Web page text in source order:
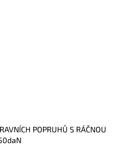
POPRUHŮ S RÁČNOU